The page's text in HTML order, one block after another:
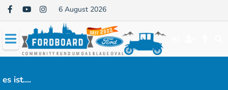
6 August 2026
es ist....